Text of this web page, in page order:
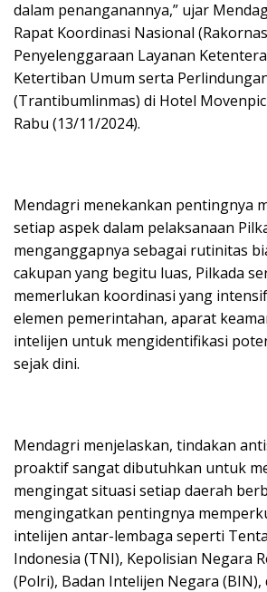
dalam penanganannya,” ujar
Rapat Koordinasi Nasional
Penyelenggaraan Layanan
Ketertiban Umum serta
(Trantibumlinmas) di Hotel
Rabu (13/11/2024).
Mendagri menekankan pentingnya
setiap aspek dalam pelaksanaan
menganggapnya sebagai rutinitas
cakupan yang begitu luas, Pilkada
memerlukan koordinasi yang
elemen pemerintahan, aparat
intelijen untuk mengidentifikasi
sejak dini.
Mendagri menjelaskan, tindakan
proaktif sangat dibutuhkan untuk
mengingat situasi setiap daerah
mengingatkan pentingnya
intelijen antar-lembaga seperti
Indonesia (TNI), Kepolisian Negara
(Polri), Badan Intelijen Negara (BIN),